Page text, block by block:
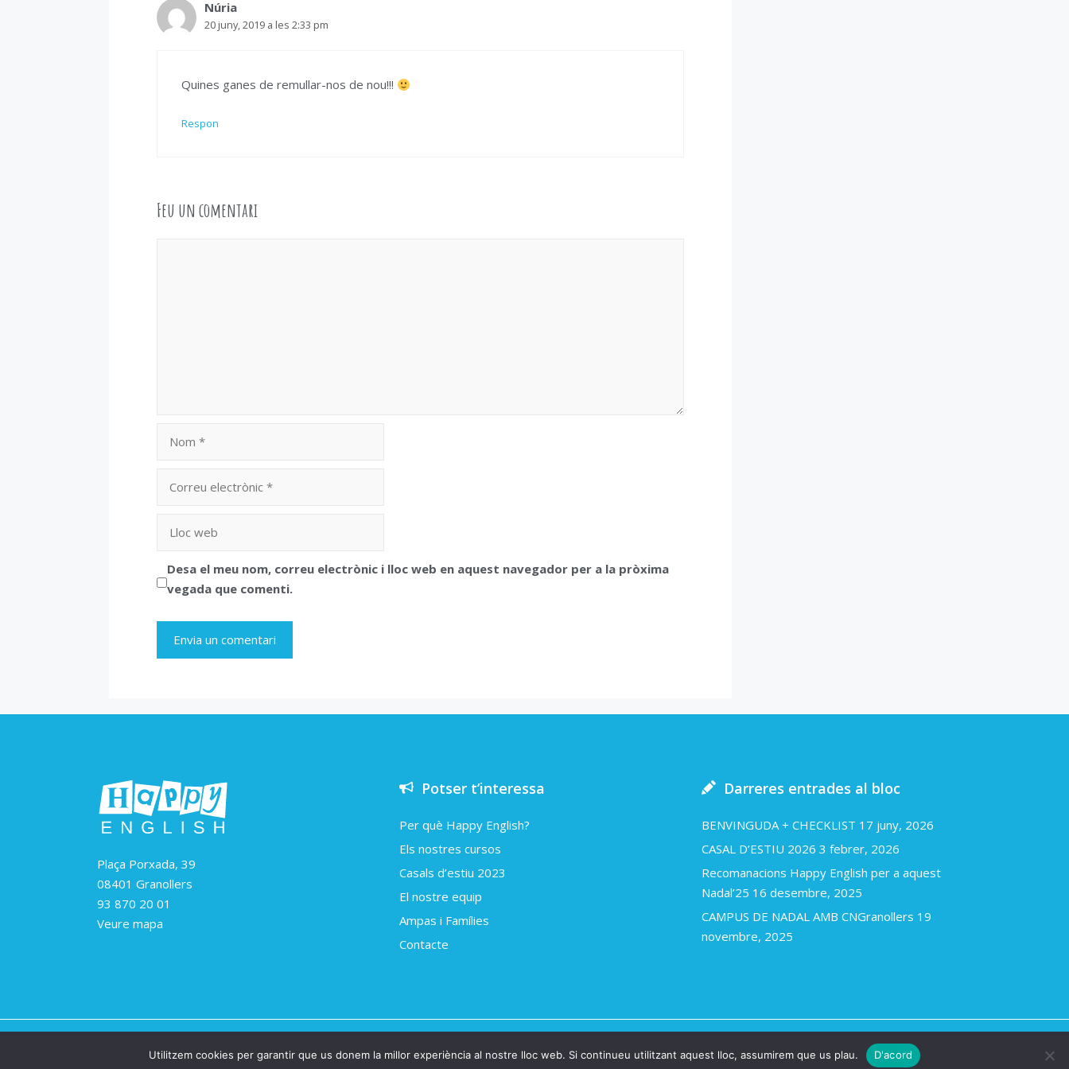
Núria
20 juny, 2019 a les 2:33 pm
Quines ganes de remullar-nos de nou!!!
Respon
Feu un comentari
Desa el meu nom, correu electrònic i lloc web en aquest navegador per a la pròxima
vegada que comenti.
Plaça Porxada, 39
08401 Granollers
93 870 20 01
Veure mapa
Potser t’interessa
Per què Happy English?
Els nostres cursos
Casals d’estiu 2023
El nostre equip
Ampas i Famílies
Contacte
Darreres entrades al bloc
BENVINGUDA + CHECKLIST 17 juny, 2026
CASAL D’ESTIU 2026 3 febrer, 2026
Recomanacions Happy English per a aquest
Nadal’25 16 desembre, 2025
CAMPUS DE NADAL AMB CNGranollers 19
novembre, 2025
Utilitzem cookies per garantir que us donem la millor experiència al nostre lloc web. Si continueu utilitzant aquest lloc, assumirem que us plau. D'acord